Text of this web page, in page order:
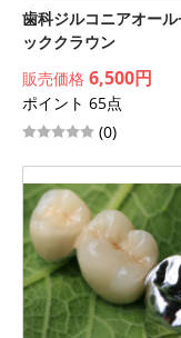
歯科ジルコニアオール
ッククラウン
販売価格 6,500円
ポイント 65点
(0)